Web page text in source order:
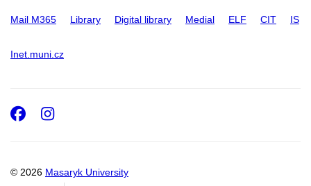
Mail M365 Library Digital library Medial ELF CIT IS
Inet.muni.cz
© 2026 Masaryk University
Facebook
Instagram